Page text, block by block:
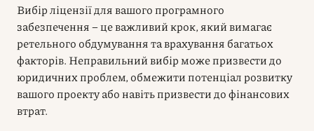
Вибір ліцензії для вашого програмного
забезпечення – це важливий крок, який вимагає
ретельного обдумування та врахування багатьох
факторів. Неправильний вибір може призвести до
юридичних проблем, обмежити потенціал розвитку
вашого проекту або навіть призвести до фінансових
втрат.